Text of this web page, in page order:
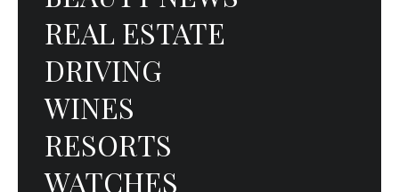
REAL ESTATE
DRIVING
WINES
RESORTS
WATCHES